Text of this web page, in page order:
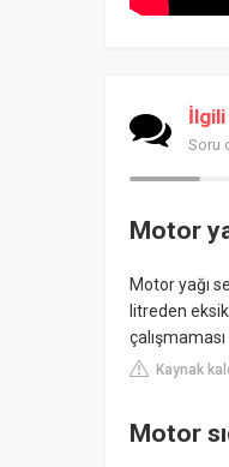
Soru
Motor
Motor yağı
litreden
Kaynak
Motor